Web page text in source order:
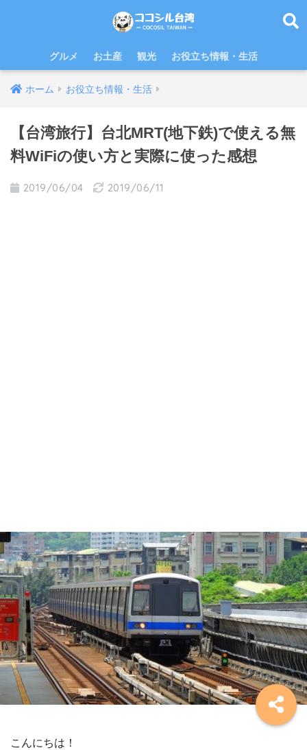
グルメ お土産 観光 お役立ち情報・生活
ホーム お役立ち情報・生活
【台湾旅行】台北MRT(地下鉄)で使える無
料WiFiの使い方と実際に使った感想
2019/06/04 2019/06/11
こんにちは！